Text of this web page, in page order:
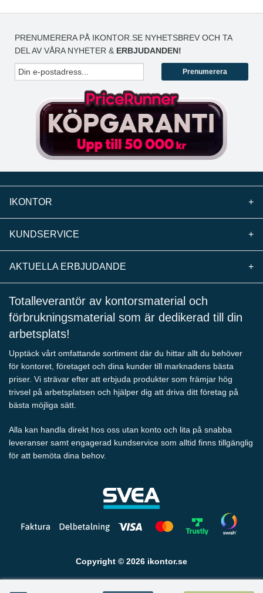
PRENUMERERA PÅ IKONTOR.SE NYHETSBREV OCH TA
DEL AV VÅRA NYHETER & ERBJUDANDEN!
Prenumerera
IKONTOR +
KUNDSERVICE +
AKTUELLA ERBJUDANDE +
Totalleverantör av kontorsmaterial och
förbrukningsmaterial som är dedikerad till din
arbetsplats!
Upptäck vårt omfattande sortiment där du hittar allt du behöver
för kontoret, företaget och dina kunder till marknadens bästa
priser. Vi strävar efter att erbjuda produkter som främjar hög
trivsel på arbetsplatsen och hjälper dig att driva ditt företag på
bästa möjliga sätt.
Alla kan handla direkt hos oss utan konto och lita på snabba
leveranser samt engagerad kundservice som alltid finns tillgänglig
för att bemöta dina behov.
Copyright © 2026 ikontor.se